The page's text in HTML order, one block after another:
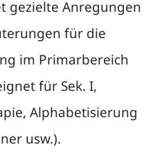
gezielte Anregungen
für die
im Primarbereich
für Sek. I,
Alphabetisierung
usw.).